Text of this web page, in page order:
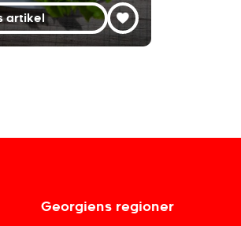
artikel
Georgiens regioner